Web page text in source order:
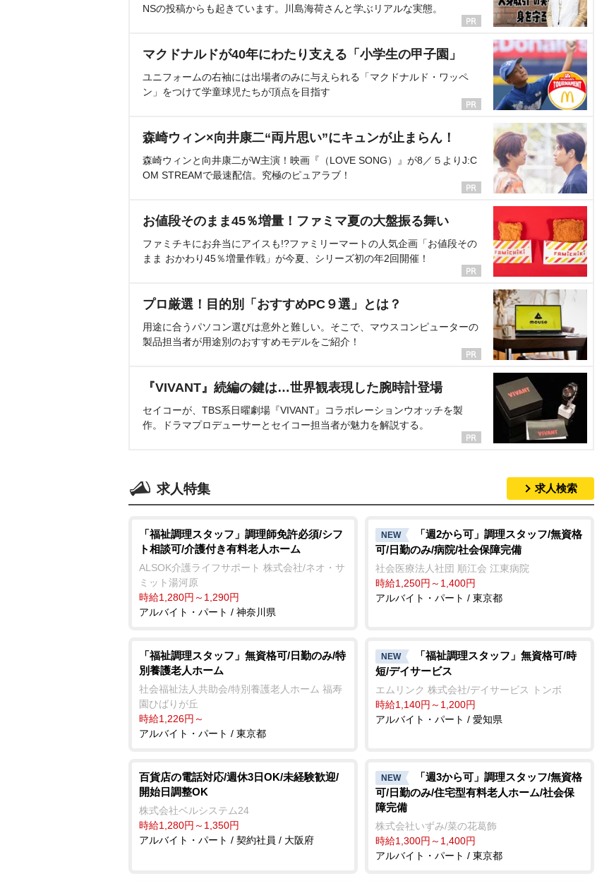
NSの投稿からも起きています。川島海荷さんと学ぶリアルな実態。
マクドナルドが40年にわたり支える「小学生の甲子園」
ユニフォームの右袖には出場者のみに与えられる「マクドナルド・ワッペ
ン」をつけて学童球児たちが頂点を目指す
森崎ウィン×向井康二“両片思い”にキュンが止まらん！
森崎ウィンと向井康二がW主演！映画『（LOVE SONG）』が8／５よりJ:C
OM STREAMで最速配信。究極のピュアラブ！
お値段そのまま45％増量！ファミマ夏の大盤振る舞い
ファミチキにお弁当にアイスも!?ファミリーマートの人気企画「お値段その
まま おかわり45％増量作戦」が今夏、シリーズ初の年2回開催！
プロ厳選！目的別「おすすめPC９選」とは？
用途に合うパソコン選びは意外と難しい。そこで、マウスコンピューターの
製品担当者が用途別のおすすめモデルをご紹介！
『VIVANT』続編の鍵は…世界観表現した腕時計登場
セイコーが、TBS系日曜劇場『VIVANT』コラボレーションウオッチを製
作。ドラマプロデューサーとセイコー担当者が魅力を解説する。
求人特集 求人検索
「福祉調理スタッフ」調理師免許必須/シフ
ト相談可/介護付き有料老人ホーム
ALSOK介護ライフサポート 株式会社/ネオ・サ
ミット湯河原
時給1,280円～1,290円
アルバイト・パート / 神奈川県
NEW
「週2から可」調理スタッフ/無資格
可/日勤のみ/病院/社会保障完備
社会医療法人社団 順江会 江東病院
時給1,250円～1,400円
アルバイト・パート / 東京都
「福祉調理スタッフ」無資格可/日勤のみ/特
別養護老人ホーム
社会福祉法人共助会/特別養護老人ホーム 福寿
園ひばりが丘
時給1,226円～
アルバイト・パート / 東京都
NEW
「福祉調理スタッフ」無資格可/時
短/デイサービス
エムリンク 株式会社/デイサービス トンボ
時給1,140円～1,200円
アルバイト・パート / 愛知県
百貨店の電話対応/週休3日OK/未経験歓迎/
開始日調整OK
株式会社ベルシステム24
時給1,280円～1,350円
アルバイト・パート / 契約社員 / 大阪府
NEW
「週3から可」調理スタッフ/無資格
可/日勤のみ/住宅型有料老人ホーム/社会保
障完備
株式会社いずみ/菜の花葛飾
時給1,300円～1,400円
アルバイト・パート / 東京都